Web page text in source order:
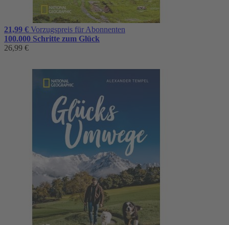
21,99 € Vorzugspreis für Abonnenten
100.000 Schritte zum Glück
26,99 €